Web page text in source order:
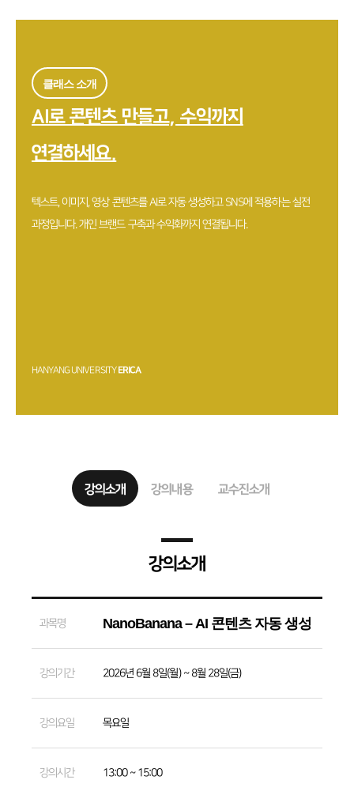
클래스 소개
AI로 콘텐츠 만들고, 수익까지
연결하세요.
텍스트, 이미지, 영상 콘텐츠를 AI로 자동 생성하고 SNS에 적용하는 실전
과정입니다. 개인 브랜드 구축과 수익화까지 연결됩니다.
HANYANG UNIVERSITYERICA
강의소개 강의내용 교수진소개
강의소개
과목명 NanoBanana – AI 콘텐츠 자동 생성
강의기간 2026년 6월 8일(월) ~ 8월 28일(금)
강의요일 목요일
강의시간 13:00 ~ 15:00